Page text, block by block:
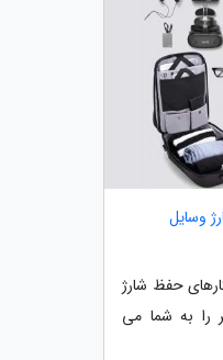
وسایل
حفظ شارژ
را به شما می